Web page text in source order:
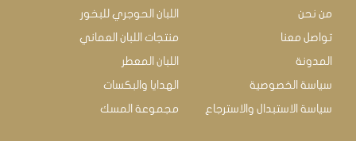
من نحن
تواصل معنا
المدونة
سياسة الخصوصية
سياسة الاستبدال والاسترجاع
اللبان الحوجري للبخور
منتجات اللبان العماني
اللبان المعطر
الهدايا والبكسات
مجموعة المسك